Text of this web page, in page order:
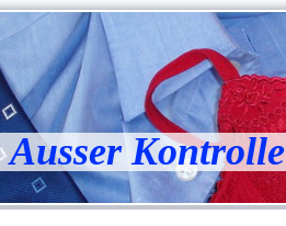
Ausser Kontrolle